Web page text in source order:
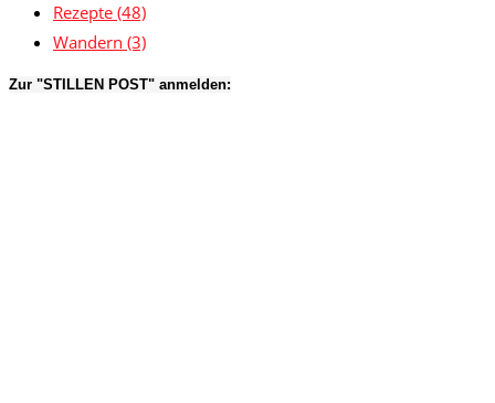
Rezepte (48)
Wandern (3)
Zur "STILLEN POST" anmelden: